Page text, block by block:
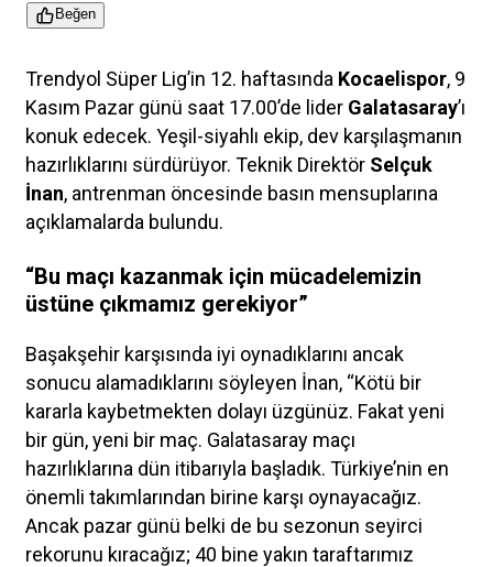
Beğen
Trendyol Süper Lig’in 12. haftasında Kocaelispor, 9
Kasım Pazar günü saat 17.00’de lider Galatasaray’ı
konuk edecek. Yeşil-siyahlı ekip, dev karşılaşmanın
hazırlıklarını sürdürüyor. Teknik Direktör Selçuk
İnan, antrenman öncesinde basın mensuplarına
açıklamalarda bulundu.
“Bu maçı kazanmak için mücadelemizin
üstüne çıkmamız gerekiyor”
Başakşehir karşısında iyi oynadıklarını ancak
sonucu alamadıklarını söyleyen İnan, “Kötü bir
kararla kaybetmekten dolayı üzgünüz. Fakat yeni
bir gün, yeni bir maç. Galatasaray maçı
hazırlıklarına dün itibarıyla başladık. Türkiye’nin en
önemli takımlarından birine karşı oynayacağız.
Ancak pazar günü belki de bu sezonun seyirci
rekorunu kıracağız; 40 bine yakın taraftarımız